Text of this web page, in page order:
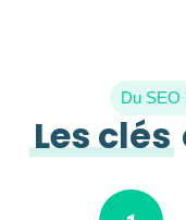
Du SEO
Les clés